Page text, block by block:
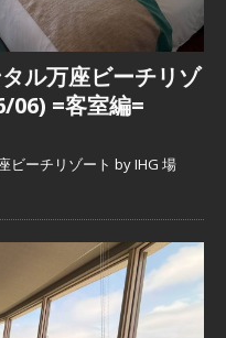
ル万座ビーチリゾ
06) =客室編=
ビーチリゾート by IHG 場